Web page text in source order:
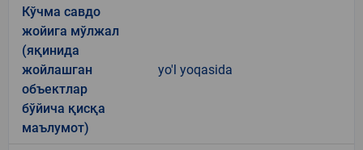
Кўчма савдо
жойига мўлжал
(яқинида
жойлашган
объектлар
бўйича қисқа
маълумот)
yo'l yoqasida